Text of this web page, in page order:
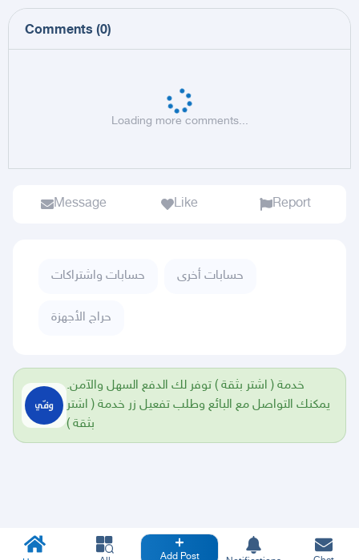
Comments (0)
Loading more comments...
Message Like Report
حسابات واشتراكات حسابات أخرى
حراج الأجهزة
خدمة ( اشتر بثقة ) توفر لك الدفع السهل والآمن.
يمكنك التواصل مع البائع وطلب تفعيل زر خدمة ( اشتر
بثقة )
Add Post